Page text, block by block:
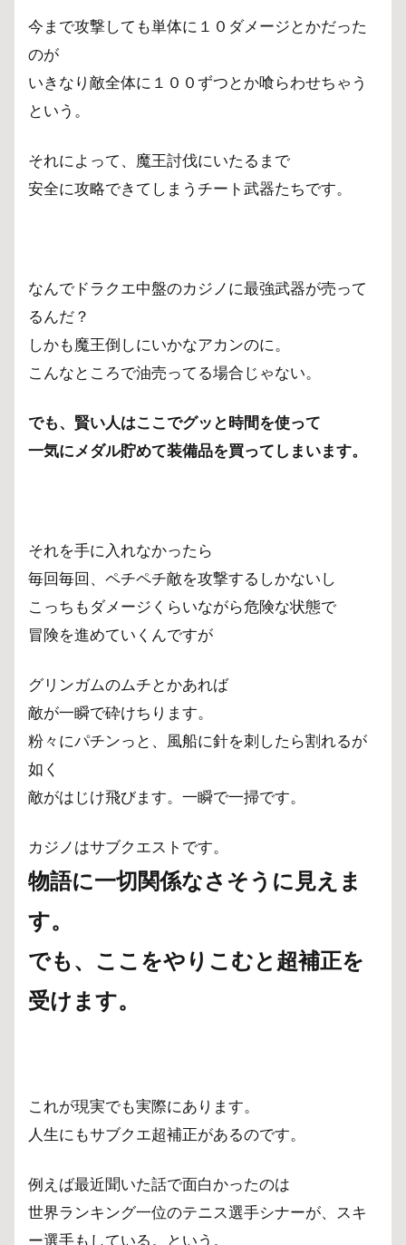
今まで攻撃しても単体に１０ダメージとかだった
のが
いきなり敵全体に１００ずつとか喰らわせちゃう
という。
それによって、魔王討伐にいたるまで
安全に攻略できてしまうチート武器たちです。
なんでドラクエ中盤のカジノに最強武器が売って
るんだ？
しかも魔王倒しにいかなアカンのに。
こんなところで油売ってる場合じゃない。
でも、賢い人はここでグッと時間を使って
一気にメダル貯めて装備品を買ってしまいます。
それを手に入れなかったら
毎回毎回、ペチペチ敵を攻撃するしかないし
こっちもダメージくらいながら危険な状態で
冒険を進めていくんですが
グリンガムのムチとかあれば
敵が一瞬で砕けちります。
粉々にパチンっと、風船に針を刺したら割れるが
如く
敵がはじけ飛びます。一瞬で一掃です。
カジノはサブクエストです。
物語に一切関係なさそうに見えま
す。
でも、ここをやりこむと超補正を
受けます。
これが現実でも実際にあります。
人生にもサブクエ超補正があるのです。
例えば最近聞いた話で面白かったのは
世界ランキング一位のテニス選手シナーが、スキ
ー選手もしている。という。